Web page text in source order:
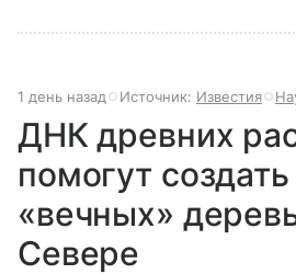
1 день назад Источник: Известия
ДНК древних
помогут
«вечных»
Севере